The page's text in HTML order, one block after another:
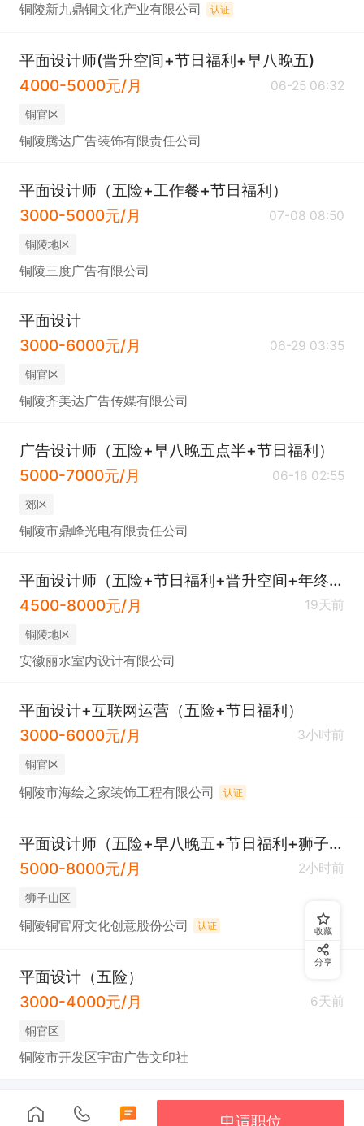
铜陵新九鼎铜文化产业有限公司 认证
平面设计师(晋升空间+节日福利+早八晚五)
4000-5000元/月
06-25 06:32
铜官区
铜陵腾达广告装饰有限责任公司
平面设计师（五险+工作餐+节日福利）
3000-5000元/月
07-08 08:50
铜陵地区
铜陵三度广告有限公司
平面设计
3000-6000元/月
06-29 03:35
铜官区
铜陵齐美达广告传媒有限公司
广告设计师（五险+早八晚五点半+节日福利）
5000-7000元/月
06-16 02:55
郊区
铜陵市鼎峰光电有限责任公司
平面设计师（五险+节日福利+晋升空间+年终奖）
4500-8000元/月
19天前
铜陵地区
安徽丽水室内设计有限公司
平面设计+互联网运营（五险+节日福利）
3000-6000元/月
3小时前
铜官区
铜陵市海绘之家装饰工程有限公司 认证
平面设计师（五险+早八晚五+节日福利+狮子山附近）
5000-8000元/月
2小时前
狮子山区
铜陵铜官府文化创意股份公司 认证
平面设计（五险）
3000-4000元/月
6天前
铜官区
铜陵市开发区宇宙广告文印社
收藏
分享
申请职位